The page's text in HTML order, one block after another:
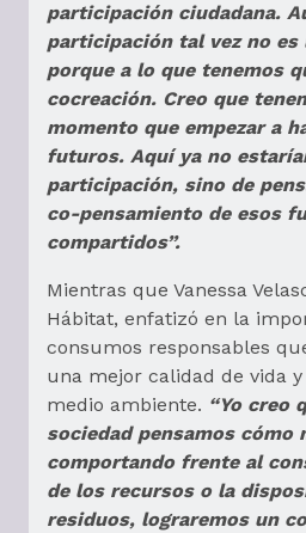
participación ciudadana.
participación tal vez no es
porque a lo que tenemos
cocreación. Creo que
momento que empezar a
futuros. Aquí ya no
participación, sino de
co-pensamiento de esos
compartidos”.
Mientras que Vanessa
Hábitat, enfatizó en la
consumos responsables
una mejor calidad de vida
medio ambiente. “Yo creo
sociedad pensamos cómo
comportando frente al
de los recursos o la
residuos, lograremos un